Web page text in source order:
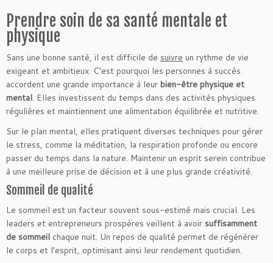
Prendre soin de sa santé mentale et
physique
Sans une bonne santé, il est difficile de suivre un rythme de vie
exigeant et ambitieux. C’est pourquoi les personnes à succès
accordent une grande importance à leur bien-être physique et
mental. Elles investissent du temps dans des activités physiques
régulières et maintiennent une alimentation équilibrée et nutritive.
Sur le plan mental, elles pratiquent diverses techniques pour gérer
le stress, comme la méditation, la respiration profonde ou encore
passer du temps dans la nature. Maintenir un esprit serein contribue
à une meilleure prise de décision et à une plus grande créativité.
Sommeil de qualité
Le sommeil est un facteur souvent sous-estimé mais crucial. Les
leaders et entrepreneurs prospères veillent à avoir suffisamment
de sommeil chaque nuit. Un repos de qualité permet de régénérer
le corps et l’esprit, optimisant ainsi leur rendement quotidien.